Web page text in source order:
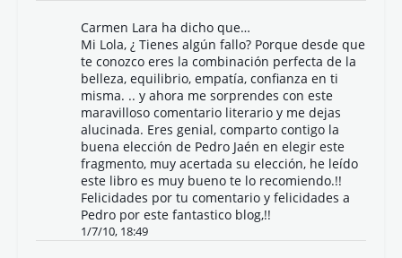
Carmen Lara ha dicho que…
Mi Lola, ¿ Tienes algún fallo? Porque desde que
te conozco eres la combinación perfecta de la
belleza, equilibrio, empatía, confianza en ti
misma. .. y ahora me sorprendes con este
maravilloso comentario literario y me dejas
alucinada. Eres genial, comparto contigo la
buena elección de Pedro Jaén en elegir este
fragmento, muy acertada su elección, he leído
este libro es muy bueno te lo recomiendo.!!
Felicidades por tu comentario y felicidades a
Pedro por este fantastico blog,!!
1/7/10, 18:49